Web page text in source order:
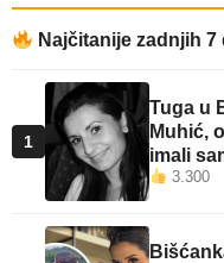
Najčitanije zadnjih 7
1
Tuga u
Muhić,
imali
3.300